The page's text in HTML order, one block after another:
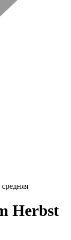
Herbst